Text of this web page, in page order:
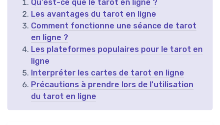
Qu'est-ce que le tarot en ligne ?
Les avantages du tarot en ligne
Comment fonctionne une séance de tarot
en ligne ?
Les plateformes populaires pour le tarot en
ligne
Interpréter les cartes de tarot en ligne
Précautions à prendre lors de l'utilisation
du tarot en ligne